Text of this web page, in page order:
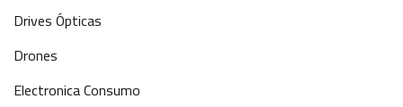
Drives Ópticas
Drones
Electronica Consumo